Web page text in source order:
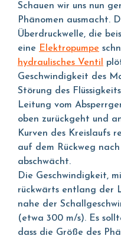
Schauen wir uns nun
Phänomen ausmacht.
Überdruckwelle, die
eine Elektropumpe
hydraulisches Ventil
Geschwindigkeit des
Störung des
Leitung vom
oben zurückgeht und
Kurven des Kreislaufs
auf dem Rückweg
abschwächt.
Die Geschwindigkeit,
rückwärts entlang der
nahe der
(etwa 300 m/s). Es
dass die Größe des